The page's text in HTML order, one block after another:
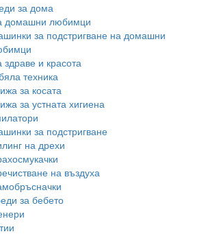
за дома
домашни любимци
за подстригване на домашни
здраве и красота
техника
за косата
за устната хигиена
за подстригване
на дрехи
на въздуха
за бебето